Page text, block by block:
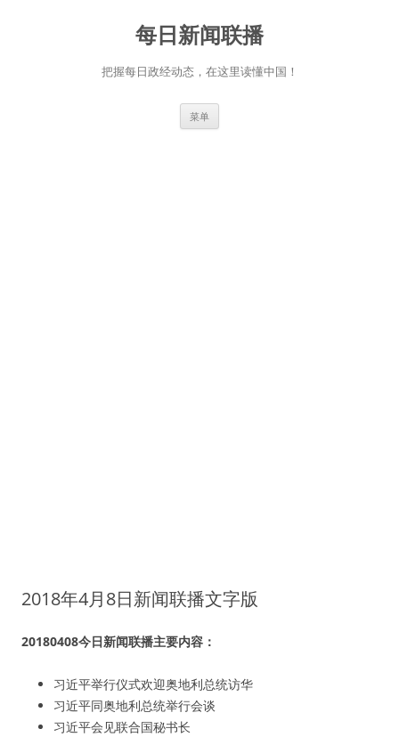
每日新闻联播
把握每日政经动态，在这里读懂中国！
菜单
2018年4月8日新闻联播文字版
20180408今日新闻联播主要内容：
习近平举行仪式欢迎奥地利总统访华
习近平同奥地利总统举行会谈
习近平会见联合国秘书长